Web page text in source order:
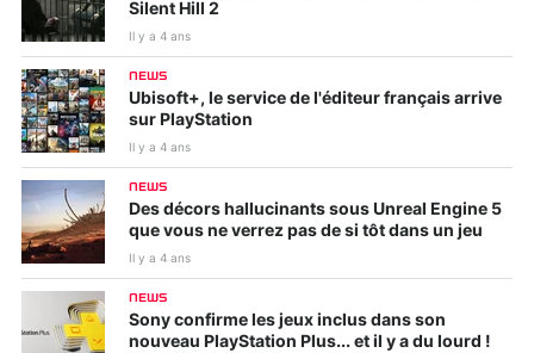
Silent Hill 2
Il y a 4 ans
NEWS
Ubisoft+, le service de l'éditeur français arrive
sur PlayStation
Il y a 4 ans
NEWS
Des décors hallucinants sous Unreal Engine 5
que vous ne verrez pas de si tôt dans un jeu
Il y a 4 ans
NEWS
Sony confirme les jeux inclus dans son
nouveau PlayStation Plus... et il y a du lourd !